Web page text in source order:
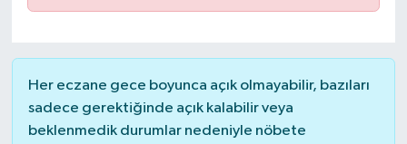
Her eczane gece boyunca açık olmayabilir, bazıları
sadece gerektiğinde açık kalabilir veya
beklenmedik durumlar nedeniyle nöbete